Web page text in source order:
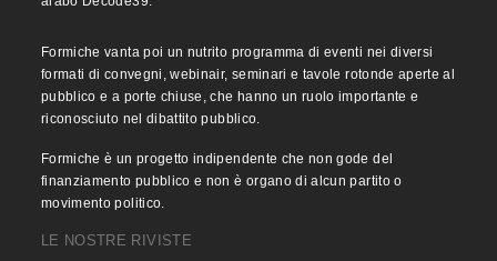
Formiche vanta poi un nutrito programma di eventi nei diversi
formati di convegni, webinair, seminari e tavole rotonde aperte al
pubblico e a porte chiuse, che hanno un ruolo importante e
riconosciuto nel dibattito pubblico.
Formiche è un progetto indipendente che non gode del
finanziamento pubblico e non è organo di alcun partito o
movimento politico.
LE NOSTRE RIVISTE